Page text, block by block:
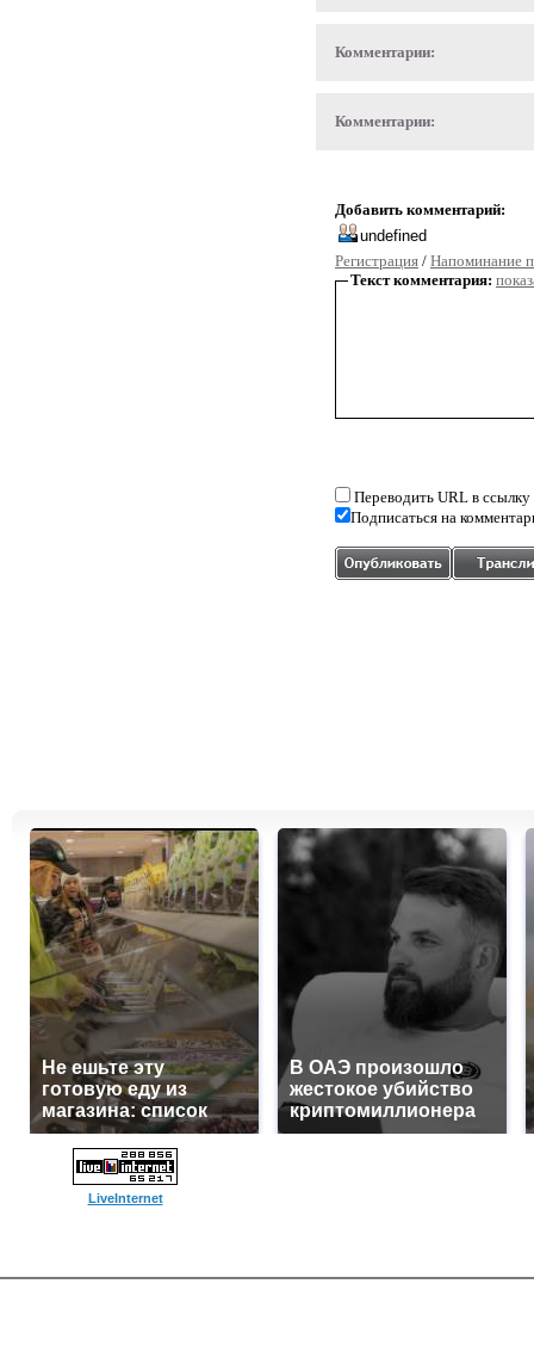
Комментарии:
Комментарии:
Добавить комментарий:
Регистрация / Напоминание
Текст комментария:
Переводить URL в ссылку
Подписаться на
Не ешьте эту
готовую еду из
магазина: список
В ОАЭ произошло
жестокое убийство
криптомиллионера
LiveInternet